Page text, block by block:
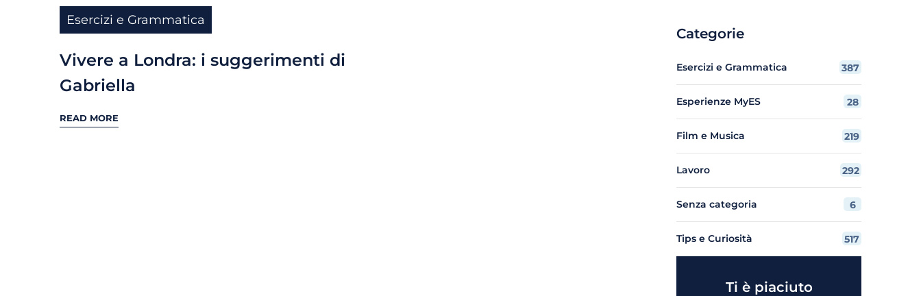
Esercizi e Grammatica
Vivere a Londra: i suggerimenti di
Gabriella
READ MORE
Categorie
Esercizi e Grammatica 387
Esperienze MyES 28
Film e Musica 219
Lavoro 292
Senza categoria 6
Tips e Curiosità 517
Ti è piaciuto